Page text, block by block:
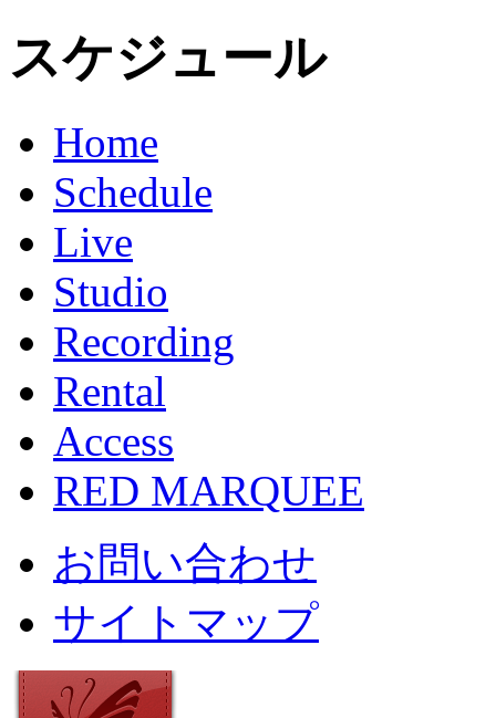
スケジュール
Home
Schedule
Live
Studio
Recording
Rental
Access
RED MARQUEE
お問い合わせ
サイトマップ